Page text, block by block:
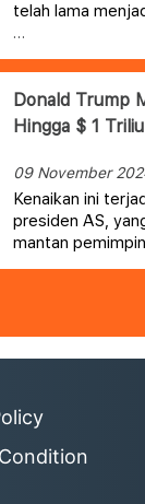
telah lama
Donald Trump
Hingga $ 1
09 November
Kenaikan ini
presiden AS,
mantan
positif bagi Tesla.